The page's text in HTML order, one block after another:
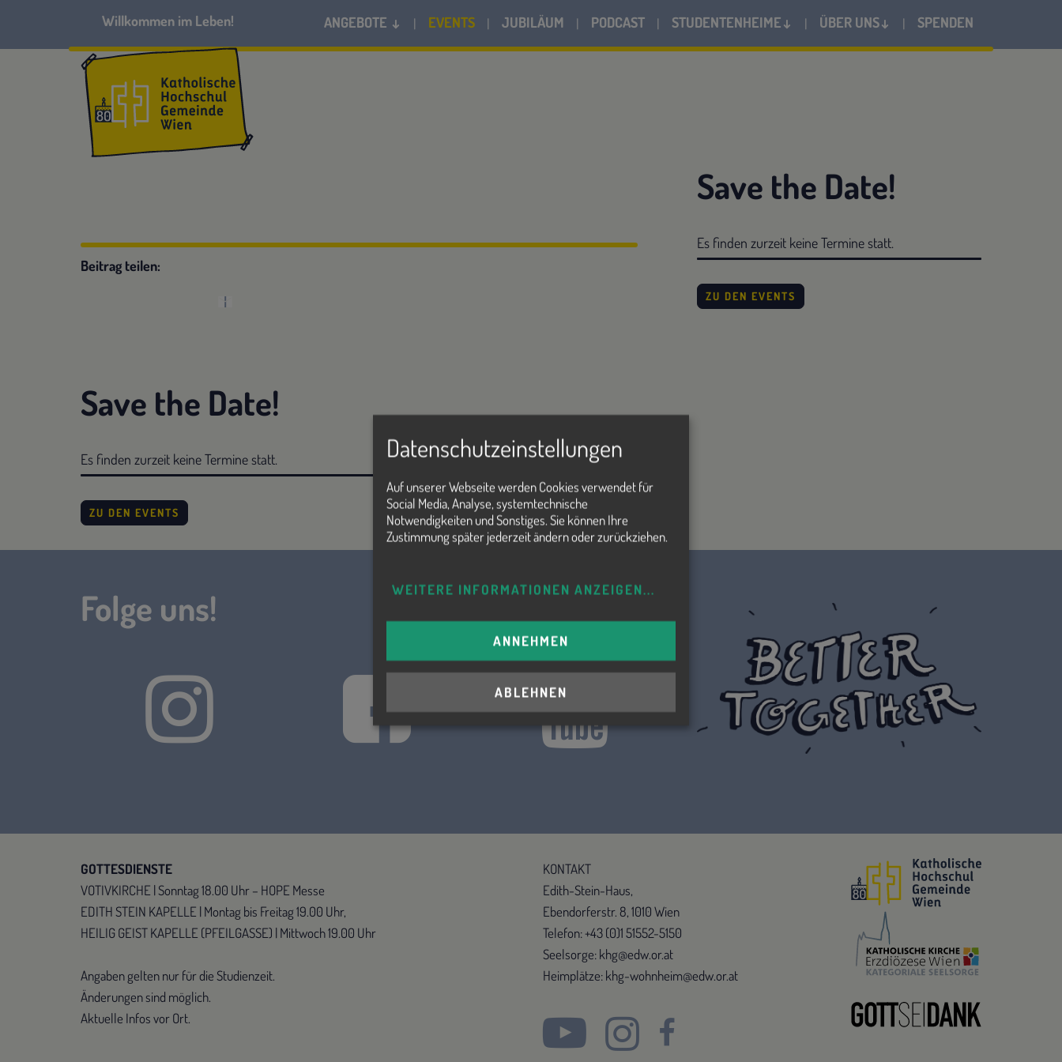
ANGEBOTE ↓ EVENTS JUBILÄUM PODCAST STUDENTENHEIME↓ ÜBER UNS↓ SPENDEN
Beitrag teilen:
Save the Date!
Es finden zurzeit keine Termine statt.
ZU DEN EVENTS
Save the Date!
Es finden zurzeit keine Termine statt.
ZU DEN EVENTS
Folge uns!
GOTTESDIENSTE
VOTIVKIRCHE | Sonntag 18.00 Uhr – HOPE Messe
EDITH STEIN KAPELLE | Montag bis Freitag 19.00 Uhr,
HEILIG GEIST KAPELLE (PFEILGASSE) | Mittwoch 19.00 Uhr
Angaben gelten nur für die Studienzeit.
Änderungen sind möglich.
Aktuelle Infos vor Ort.
KONTAKT
Edith-Stein-Haus,
Ebendorferstr. 8, 1010 Wien
Telefon: +43 (0)1 51552-5150
Seelsorge: khg@edw.or.at
Heimplätze: khg-wohnheim@edw.or.at
Datenschutzeinstellungen
Auf unserer Webseite werden Cookies verwendet für
Social Media, Analyse, systemtechnische
Notwendigkeiten und Sonstiges. Sie können Ihre
Zustimmung später jederzeit ändern oder zurückziehen.
WEITERE INFORMATIONEN ANZEIGEN...
ABLEHNEN
ANNEHMEN